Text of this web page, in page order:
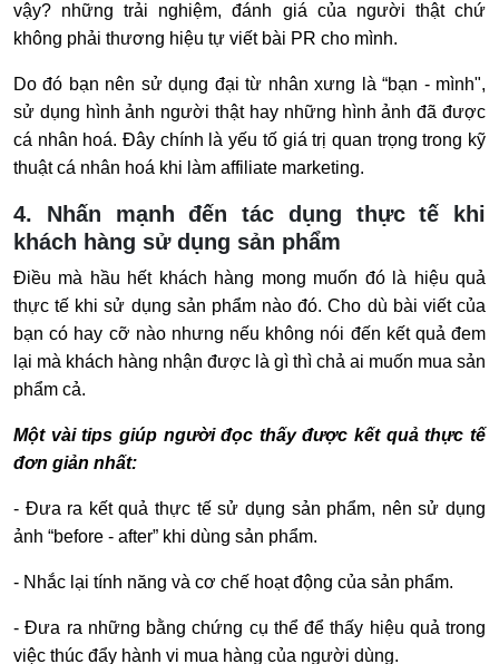
vậy? những trải nghiệm, đánh giá của người thật chứ
không phải thương hiệu tự viết bài PR cho mình.
Do đó bạn nên sử dụng đại từ nhân xưng là “bạn - mình",
sử dụng hình ảnh người thật hay những hình ảnh đã được
cá nhân hoá. Đây chính là yếu tố giá trị quan trọng trong kỹ
thuật cá nhân hoá khi làm affiliate marketing.
4. Nhấn mạnh đến tác dụng thực tế khi
khách hàng sử dụng sản phẩm
Điều mà hầu hết khách hàng mong muốn đó là hiệu quả
thực tế khi sử dụng sản phẩm nào đó. Cho dù bài viết của
bạn có hay cỡ nào nhưng nếu không nói đến kết quả đem
lại mà khách hàng nhận được là gì thì chả ai muốn mua sản
phẩm cả.
Một vài tips giúp người đọc thấy được kết quả thực tế
đơn giản nhất:
- Đưa ra kết quả thực tế sử dụng sản phẩm, nên sử dụng
ảnh “before - after” khi dùng sản phẩm.
- Nhắc lại tính năng và cơ chế hoạt động của sản phẩm.
- Đưa ra những bằng chứng cụ thể để thấy hiệu quả trong
việc thúc đẩy hành vi mua hàng của người dùng.